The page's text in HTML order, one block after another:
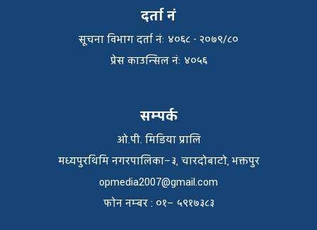
दर्ता नं
सूचना विभाग दर्ता नंः ४०६८ - २०७९/८०
प्रेस काउन्सिल नंः ४०५६
सम्पर्क
ओ.पी. मिडिया प्रालि
मध्यपुरथिमि नगरपालिका–३, चारदोबाटो, भक्तपुर
opmedia2007@gmail.com
फाेन नम्बर : ०१– ५९१७३८३